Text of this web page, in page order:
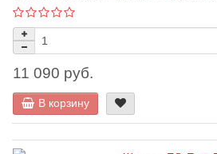
11 090 руб.
В корзину